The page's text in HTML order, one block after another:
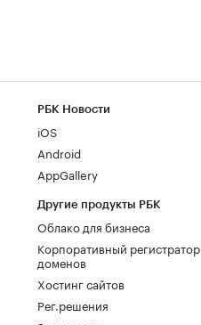
РБК Новости
iOS
Android
AppGallery
Другие продукты РБК
Облако для бизнеса
Корпоративный регистратор
доменов
Хостинг сайтов
Рег.решения